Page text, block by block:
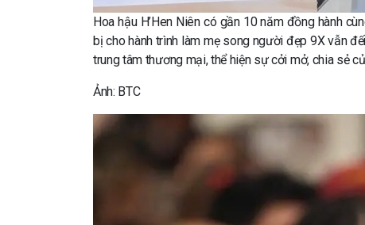
Hoa hậu H’Hen Niên có gần 10 năm đồng hành
bị cho hành trình làm mẹ song người đẹp 9X vẫn
trung tâm thương mại, thể hiện sự cởi mở, chia sẻ
Ảnh: BTC